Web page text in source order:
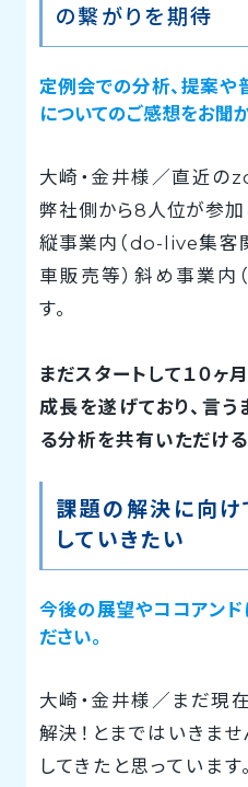
の繋がりを期待
定例会での分析、提案や
についてのご感想をお聞
大崎・金井様／直近
弊社側から8人位が参加
縦事業内（do-live集客
車販売等）斜め事業内
す。
まだスタートして１０ヶ
成長を遂げており、言
る分析を共有いただける
課題の解決に向け
していきたい
今後の展望やココアンド
ださい。
大崎・金井様／まだ現
解決！とまではいきま
してきたと思っていま